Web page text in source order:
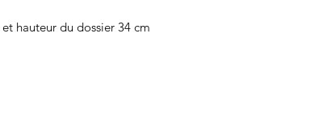
hauteur du dossier 34 cm